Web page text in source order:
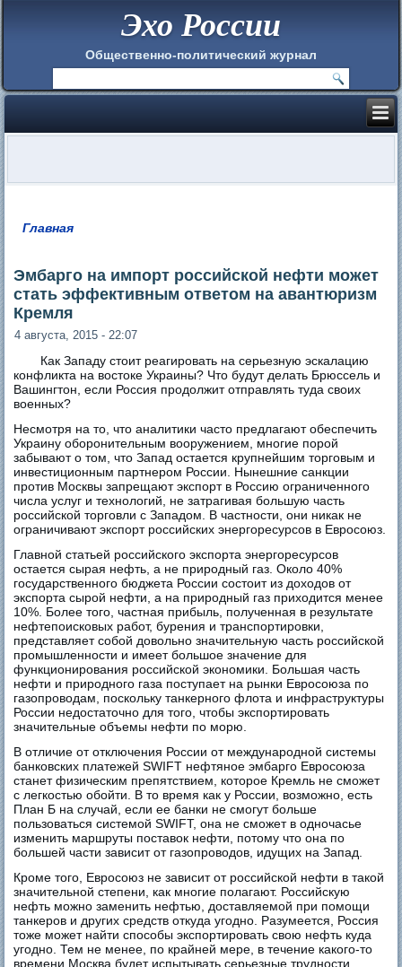
Эхо России
Общественно-политический журнал
Главная
Эмбарго на импорт российской нефти может
стать эффективным ответом на авантюризм
Кремля
4 августа, 2015 - 22:07
Как Западу стоит реагировать на серьезную эскалацию
конфликта на востоке Украины? Что будут делать Брюссель и
Вашингтон, если Россия продолжит отправлять туда своих
военных?
Несмотря на то, что аналитики часто предлагают обеспечить
Украину оборонительным вооружением, многие порой
забывают о том, что Запад остается крупнейшим торговым и
инвестиционным партнером России. Нынешние санкции
против Москвы запрещают экспорт в Россию ограниченного
числа услуг и технологий, не затрагивая большую часть
российской торговли с Западом. В частности, они никак не
ограничивают экспорт российских энергоресурсов в Евросоюз.
Главной статьей российского экспорта энергоресурсов
остается сырая нефть, а не природный газ. Около 40%
государственного бюджета России состоит из доходов от
экспорта сырой нефти, а на природный газ приходится менее
10%. Более того, частная прибыль, полученная в результате
нефтепоисковых работ, бурения и транспортировки,
представляет собой довольно значительную часть российской
промышленности и имеет большое значение для
функционирования российской экономики. Большая часть
нефти и природного газа поступает на рынки Евросоюза по
газопроводам, поскольку танкерного флота и инфраструктуры
России недостаточно для того, чтобы экспортировать
значительные объемы нефти по морю.
В отличие от отключения России от международной системы
банковских платежей SWIFT нефтяное эмбарго Евросоюза
станет физическим препятствием, которое Кремль не сможет
с легкостью обойти. В то время как у России, возможно, есть
План Б на случай, если ее банки не смогут больше
пользоваться системой SWIFT, она не сможет в одночасье
изменить маршруты поставок нефти, потому что она по
большей части зависит от газопроводов, идущих на Запад.
Кроме того, Евросоюз не зависит от российской нефти в такой
значительной степени, как многие полагают. Российскую
нефть можно заменить нефтью, доставляемой при помощи
танкеров и других средств откуда угодно. Разумеется, Россия
тоже может найти способы экспортировать свою нефть куда
угодно. Тем не менее, по крайней мере, в течение какого-то
времени Москва будет испытывать серьезные трудности